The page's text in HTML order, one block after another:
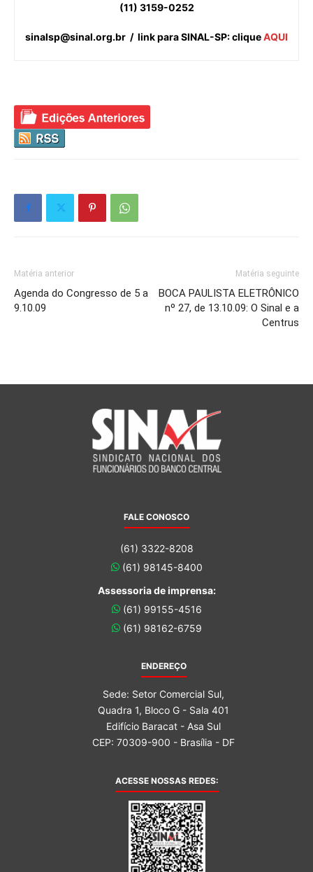
(11) 3159-0252
sinalsp@sinal.org.br / link para SINAL-SP: cliqueAQUI
Matéria anterior
Agenda do Congresso de 5 a
9.10.09
Matéria seguinte
BOCA PAULISTA ELETRÔNICO
nº 27, de 13.10.09: O Sinal e a
Centrus
FALE CONOSCO
(61) 3322-8208
(61) 98145-8400
Assessoria de imprensa:
(61) 99155-4516
(61) 98162-6759
ENDEREÇO
Sede: Setor Comercial Sul,
Quadra 1, Bloco G - Sala 401
Edifício Baracat - Asa Sul
CEP: 70309-900 - Brasília - DF
ACESSE NOSSAS REDES: